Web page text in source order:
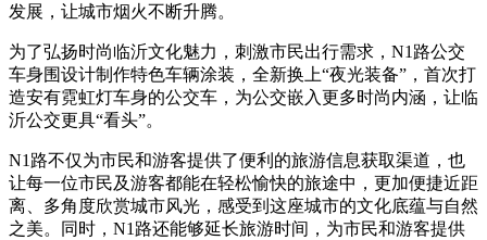
发展，让城市烟火不断升腾。
为了弘扬时尚临沂文化魅力，刺激市民出行需求，N1路公交
车身围设计制作特色车辆涂装，全新换上“夜光装备”，首次打
造安有霓虹灯车身的公交车，为公交嵌入更多时尚内涵，让临
沂公交更具“看头”。
N1路不仅为市民和游客提供了便利的旅游信息获取渠道，也
让每一位市民及游客都能在轻松愉快的旅途中，更加便捷近距
离、多角度欣赏城市风光，感受到这座城市的文化底蕴与自然
之美。同时，N1路还能够延长旅游时间，为市民和游客提供